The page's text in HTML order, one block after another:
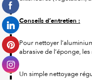
Conseils d’entretien :
Pour nettoyer
abrasive de l’éponge,
Un simple nettoyage